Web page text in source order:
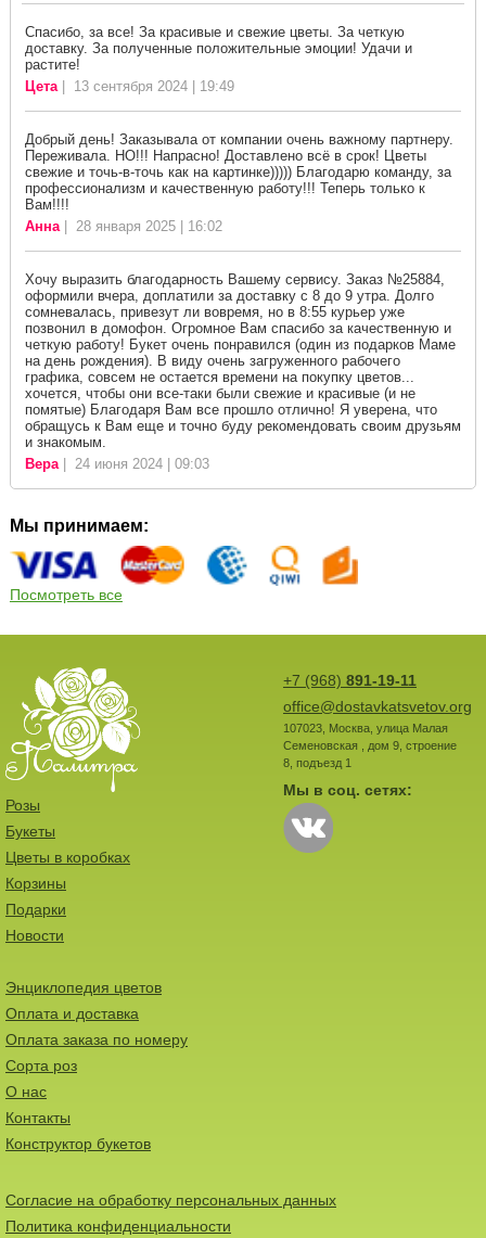
Спасибо, за все! За красивые и свежие цветы. За четкую
доставку. За полученные положительные эмоции! Удачи и
растите!
Цета| 13 сентября 2024 | 19:49
Добрый день! Заказывала от компании очень важному партнеру.
Переживала. НО!!! Напрасно! Доставлено всё в срок! Цветы
свежие и точь-в-точь как на картинке))))) Благодарю команду, за
профессионализм и качественную работу!!! Теперь только к
Вам!!!!
Анна| 28 января 2025 | 16:02
Хочу выразить благодарность Вашему сервису. Заказ №25884,
оформили вчера, доплатили за доставку с 8 до 9 утра. Долго
сомневалась, привезут ли вовремя, но в 8:55 курьер уже
позвонил в домофон. Огромное Вам спасибо за качественную и
четкую работу! Букет очень понравился (один из подарков Маме
на день рождения). В виду очень загруженного рабочего
графика, совсем не остается времени на покупку цветов...
хочется, чтобы они все-таки были свежие и красивые (и не
помятые) Благодаря Вам все прошло отлично! Я уверена, что
обращусь к Вам еще и точно буду рекомендовать своим друзьям
и знакомым.
Вера| 24 июня 2024 | 09:03
Мы принимаем:
Посмотреть все
+7 (968) 891-19-11
office@dostavkatsvetov.org
107023, Москва, улица Малая
Семеновская , дом 9, строение
8, подъезд 1
Мы в соц. сетях:
Розы
Букеты
Цветы в коробках
Корзины
Подарки
Новости
Энциклопедия цветов
Оплата и доставка
Оплата заказа по номеру
Сорта роз
О нас
Контакты
Конструктор букетов
Согласие на обработку персональных данных
Политика конфиденциальности